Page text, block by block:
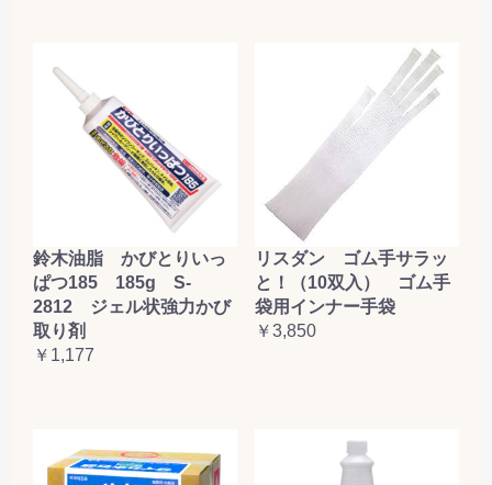
鈴木油脂 かびとりいっ
ぱつ185 185g S-
2812 ジェル状強力かび
取り剤
￥1,177
リスダン ゴム手サラッ
と！（10双入） ゴム手
袋用インナー手袋
￥3,850